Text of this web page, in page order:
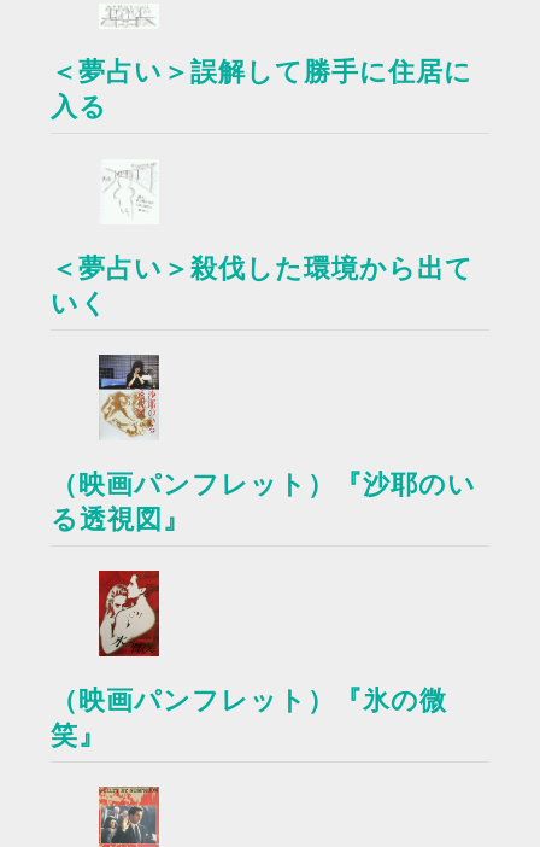
＜夢占い＞誤解して勝手に住居に
入る
＜夢占い＞殺伐した環境から出て
いく
（映画パンフレット）『沙耶のい
る透視図』
（映画パンフレット）『氷の微
笑』